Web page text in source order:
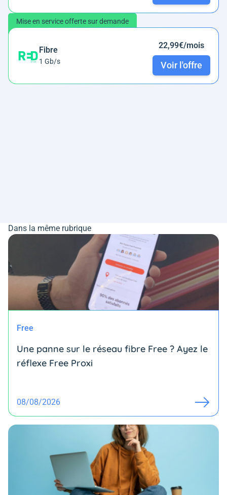
Mise en service offerte sur demande
Fibre
1 Gb/s
22,99€/mois
Voir l'offre
Dans la même rubrique
Free
Une panne sur le réseau fibre Free ? Ayez le
réflexe Free Proxi
08/08/2026